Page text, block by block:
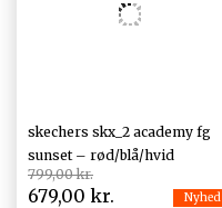
skechers skx_2 academy fg
sunset – rød/blå/hvid
799,00 kr.
679,00 kr. Nyhed